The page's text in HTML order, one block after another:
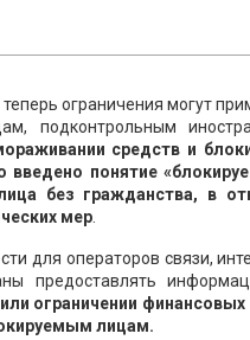
ограничения могут
подконтрольным
средств и
введено понятие
без гражданства, в
мер
для операторов связи,
предоставлять
ограничении
лицам.